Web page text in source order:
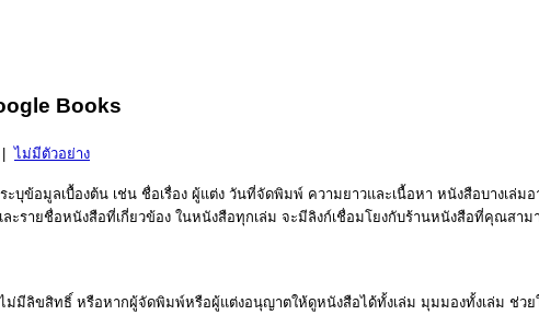
Books
ไม่มีตัวอย่าง
บุข้อมูลเบื้องต้น เช่น ชื่อเรื่อง ผู้แต่ง วันที่จัดพิมพ์ ความยาวและเนื้อหา หนังสือบางเล่ม
ะรายชื่อหนังสือที่เกี่ยวข้อง ในหนังสือทุกเล่ม จะมีลิงก์เชื่อมโยงกับร้านหนังสือที่คุณสา
มีลิขสิทธิ์ หรือหากผู้จัดพิมพ์หรือผู้แต่งอนุญาตให้ดูหนังสือได้ทั้งเล่ม มุมมองทั้งเล่ม ช่วย